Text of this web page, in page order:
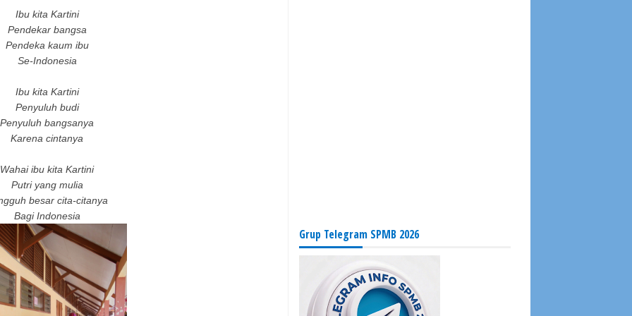
Ibu kita Kartini
Pendekar bangsa
Pendeka kaum ibu
Se-Indonesia
Ibu kita Kartini
Penyuluh budi
Penyuluh bangsanya
Karena cintanya
Wahai ibu kita Kartini
Putri yang mulia
besar cita-citanya
Bagi Indonesia
Grup Telegram SPMB 2026